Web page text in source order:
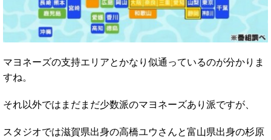
マヨネーズの支持エリアとかなり似通っているのが分かりま
すね。
それ以外ではまだまだ少数派のマヨネーズあり派ですが、
スタジオでは滋賀県出身の高橋ユウさんと富山県出身の杉原